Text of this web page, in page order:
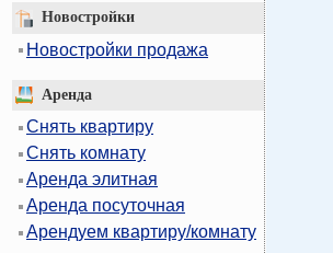
Новостройки
Новостройки продажа
Аренда
Снять квартиру
Снять комнату
Аренда элитная
Аренда посуточная
Арендуем квартиру/комнату